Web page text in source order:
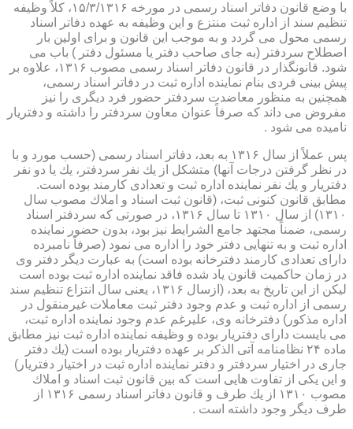
با وضع قانون دفاتر اسناد رسمی در مورخه ۱۵/۳/۱۳۱۶، كلاً وظیفه
تنظیم سند از اداره ثبت منتزع و این وظیفه به عهده دفاتر اسناد
رسمی محول می گردد و به موجب این قانون و برای اولین بار
اصطلاح سردفتر (به جای صاحب دفتر یا مسئول دفتر ) باب می
شود. قانونگذار در قانون دفاتر اسناد رسمی مصوب ۱۳۱۶، علاوه بر
پیش بینی فردی بنام نماینده اداره ثبت در دفاتر اسناد رسمی،
همچنین به منظور معاضدت سردفتر حضور فرد دیگری را نیز
مفروض می داند كه صرفاً عنوان معاون سردفتر را داشته و دفتریار
نامیده می شود .
پس عملاً از سال ۱۳۱۶ به بعد، دفاتر اسناد رسمی (حسب مورد و با
در نظر گرفتن درجات آنها) متشكل از یك نفر سردفتر، یك یا دو نفر
دفتریار و یك نفر نماینده اداره ثبت و تعدادی كارمند بوده است.
مطابق قانون كنونی ثبت، (قانون ثبت اسناد و املاك مصوب سال
۱۳۱۰) از سال ۱۳۱۰ تا سال ۱۳۱۶، در صورتی كه سردفتر اسناد
رسمی، ضمناً مجتهد جامع الشرایط نیز بود، بدون حضور نماینده
اداره ثبت و به تنهایی دفتر خود را اداره می نمود (صرفاً نامبرده
دارای تعدادی كارمند دفترخانه بوده است) به عبارت دیگر دفتر وی
در زمان حاكمیت قانون یاد شده فاقد نماینده اداره ثبت بوده است
لیكن از این تاریخ به بعد، (ازسال ۱۳۱۶، یعنی سال انتزاع تنظیم سند
رسمی از اداره ثبت و عدم وجود دفتر ثبت معاملات غیرمنقول در
اداره مذكور) دفترخانه وی، علیرغم عدم وجود نماینده اداره ثبت،
می بایست دارای دفتریار بوده و وظیفه نماینده اداره ثبت نیز مطابق
ماده ۲۴ نظامنامه آتی الذكر بر عهده دفتریار بوده است (یك دفتر
جاری در اختیار سردفتر و دفتر نماینده اداره ثبت در اختیار دفتریار)
و این یكی از تفاوت هایی است كه بین قانون ثبت اسناد و املاك
مصوب ۱۳۱۰ از یك طرف و قانون دفاتر اسناد رسمی ۱۳۱۶ از
طرف دیگر وجود داشته است .